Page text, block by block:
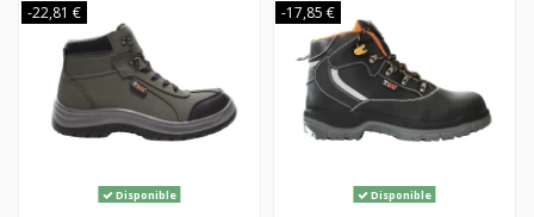
-22,81 €
Disponible
-17,85 €
Disponible